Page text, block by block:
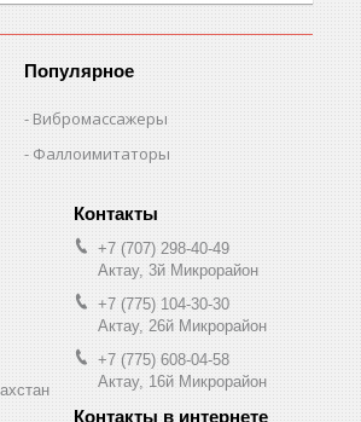
Популярное
Вибромассажеры
Фаллоимитаторы
+7 (707) 298-40-49
Актау, 3й Микрорайон
+7 (775) 104-30-30
Актау, 26й Микрорайон
+7 (775) 608-04-58
Актау, 16й Микрорайон